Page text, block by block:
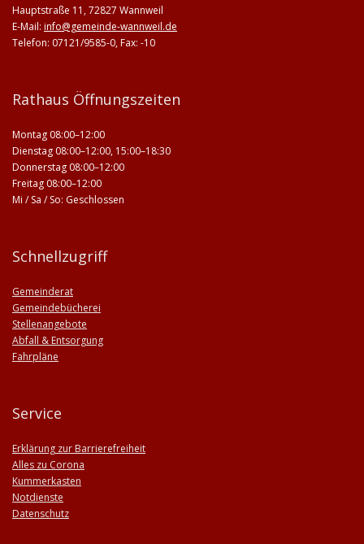
Hauptstraße 11, 72827 Wannweil
E-Mail: info@gemeinde-wannweil.de
Telefon: 07121/9585-0, Fax: -10
Rathaus Öffnungszeiten
Montag 08:00–12:00
Dienstag 08:00–12:00, 15:00–18:30
Donnerstag 08:00–12:00
Freitag 08:00–12:00
Mi / Sa / So: Geschlossen
Schnellzugriff
Gemeinderat
Gemeindebücherei
Stellenangebote
Abfall & Entsorgung
Fahrpläne
Service
Erklärung zur Barrierefreiheit
Alles zu Corona
Kummerkasten
Notdienste
Datenschutz